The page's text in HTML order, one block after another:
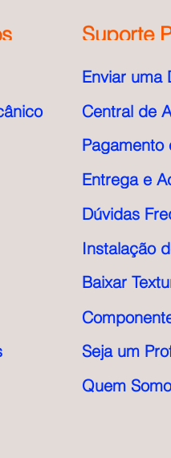
Suporte
Enviar uma
Central de
Pagamento
Entrega e
Dúvidas
Instalação
Baixar
Seja um
Quem